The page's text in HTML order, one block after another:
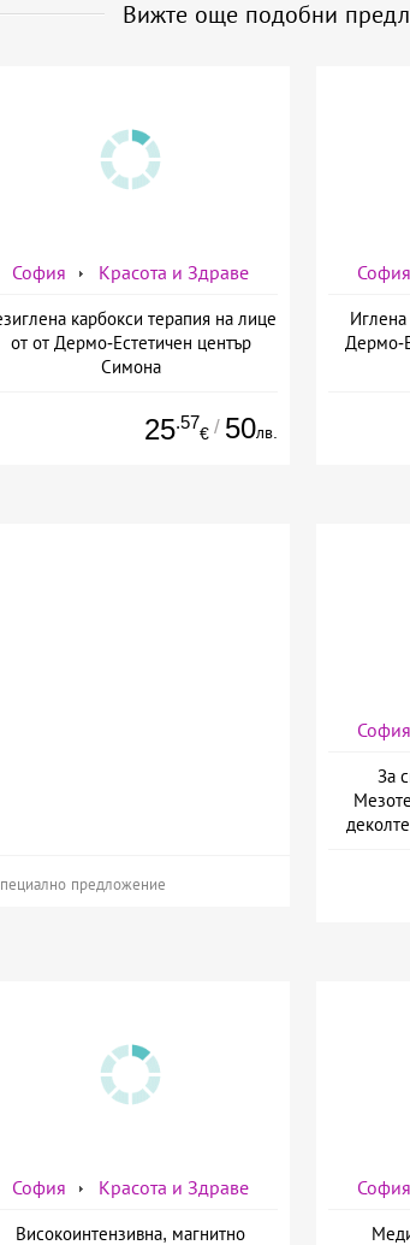
Вижте още подобни
София Красота и Здраве
карбокси терапия на лице
от от Дермо-Естетичен център
Симона
25.57
€ / 50лв.
София
Дермо-
предложение
София
За
София Красота и Здраве
Високоинтензивна, магнитно
София